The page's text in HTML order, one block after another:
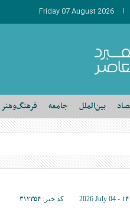
Friday 07 August 2026
بین‌الملل جامعه فرهنگ‌وهنر
2026 July 04 کد خبر: ۳۱۲۳۵۴